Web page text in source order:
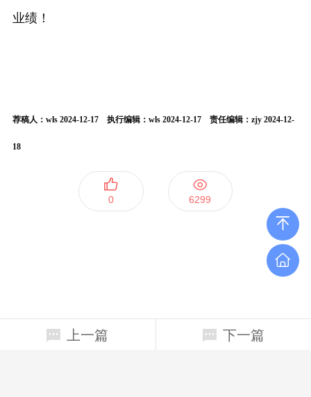
业绩！
荐稿人：wls 2024-12-17 执行编辑：wls 2024-12-17 责任编辑：zjy 2024-12-
18
0 6299
上一篇 下一篇